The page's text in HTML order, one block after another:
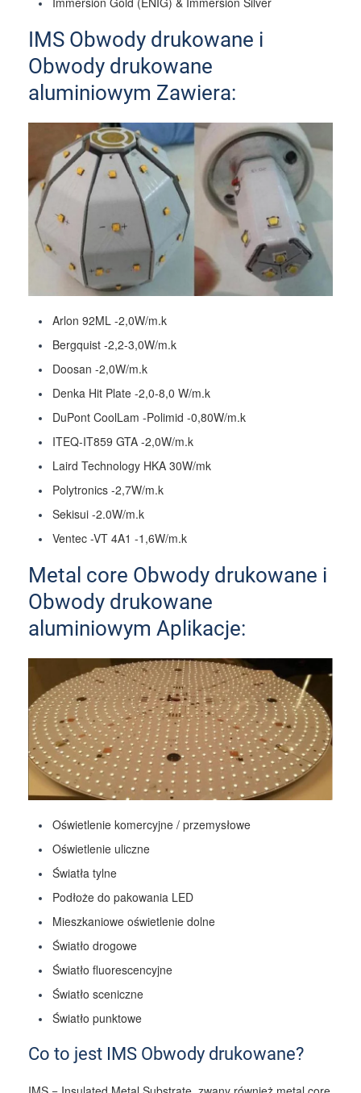
IMS Obwody drukowane i
Obwody drukowane
aluminiowym Zawiera:
Arlon 92ML -2,0W/m.k
Bergquist -2,2-3,0W/m.k
Doosan -2,0W/m.k
Denka Hit Plate -2,0-8,0 W/m.k
DuPont CoolLam -Polimid -0,80W/m.k
ITEQ-IT859 GTA -2,0W/m.k
Laird Technology HKA 30W/mk
Polytronics -2,7W/m.k
Sekisui -2.0W/m.k
Ventec -VT 4A1 -1,6W/m.k
Metal core Obwody drukowane i
Obwody drukowane
aluminiowym Aplikacje:
Oświetlenie komercyjne / przemysłowe
Oświetlenie uliczne
Światła tylne
Podłoże do pakowania LED
Mieszkaniowe oświetlenie dolne
Światło drogowe
Światło fluorescencyjne
Światło sceniczne
Światło punktowe
Co to jest IMS Obwody drukowane?